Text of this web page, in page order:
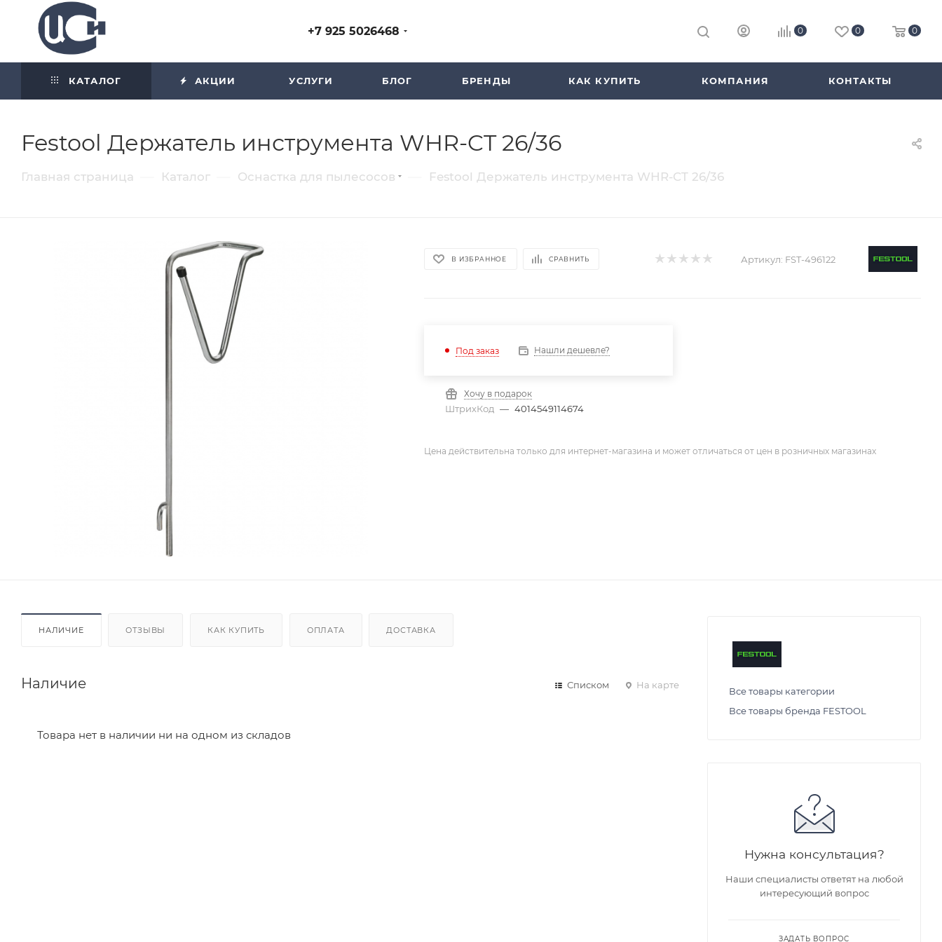
+7 925 5026468 0 0 0
КАТАЛОГ АКЦИИ УСЛУГИ БЛОГ БРЕНДЫ КАК КУПИТЬ КОМПАНИЯ КОНТАКТЫ
Festool Держатель инструмента WHR-CT 26/36
Главная страница Каталог Оснастка для пылесосов Festool Держатель инструмента WHR-CT 26/36
В ИЗБРАННОЕ СРАВНИТЬ Артикул: FST-496122
Под заказ Нашли дешевле?
Хочу в подарок
ШтрихКод — 4014549114674
Цена действительна только для интернет-магазина и может отличаться от цен в розничных магазинах
НАЛИЧИЕ ОТЗЫВЫ КАК КУПИТЬ ОПЛАТА ДОСТАВКА
Наличие Списком На карте
Товара нет в наличии ни на одном из складов
Все товары категории
Все товары бренда FESTOOL
Нужна консультация?
Наши специалисты ответят на любой
интересующий вопрос
ЗАДАТЬ ВОПРОС